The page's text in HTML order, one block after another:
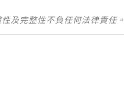
及完整性不負任何法律責任。